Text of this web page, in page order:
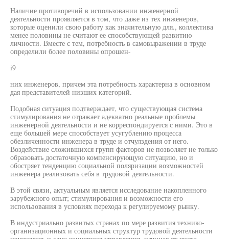
Наличие противоречий в использовании инженерной
деятельности проявляется в том, что даже из тех инженеров,
которые оценили свою работу как значительную для., коллектива
менее половины не считают ее способствующей развитию
личности. Вместе с тем, потребность в самовыражении в труде
определили более половины опрошен-
i9
них инженеров, причем эта потребность характерна в основном
дая представителей низших категорий.
Подобная ситуация подтверждает, что существующая система
стимулирования не отражает адекватно реальные проблемы
инженерной деятельности и не корреспондируется с ними. Это в
еще большей мере способствует усугублению процесса
обезличенности инженера в труде и отчулздения от него.
Воздействие сложившихся групп факторов не позволяет не только
образовать достаточную компенсирующую ситуацию, но и
обостряет тенденцию социальной поляризации возможностей
инженера реализовать себя в трудовой деятельности.
В этой связи, актуальным является исследование накопленного
зарубежного опыт; стимулирования и возможности его
использования в условиях перехода к регулируемому рынку.
В индустриально развитых странах по мере развития технико-
организационных и социальных структур трудовой деятельности